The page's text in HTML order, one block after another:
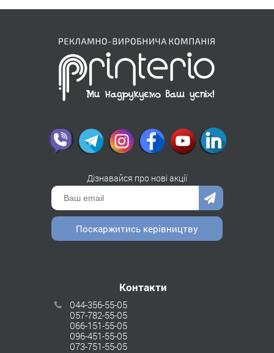
Дізнавайся про нові акції
Поскаржитись керівництву
Контакти
044-356-55-05
057-782-55-05
066-151-55-05
096-451-55-05
073-751-55-05